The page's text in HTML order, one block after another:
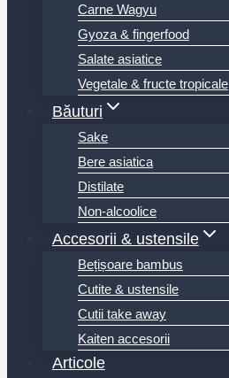
Carne Wagyu
Gyoza & fingerfood
Salate asiatice
Vegetale & fructe tropicale
Băuturi
Sake
Bere asiatica
Distilate
Non-alcoolice
Accesorii & ustensile
Bețișoare bambus
Cutite & ustensile
Cutii take away
Kaiten accesorii
Articole